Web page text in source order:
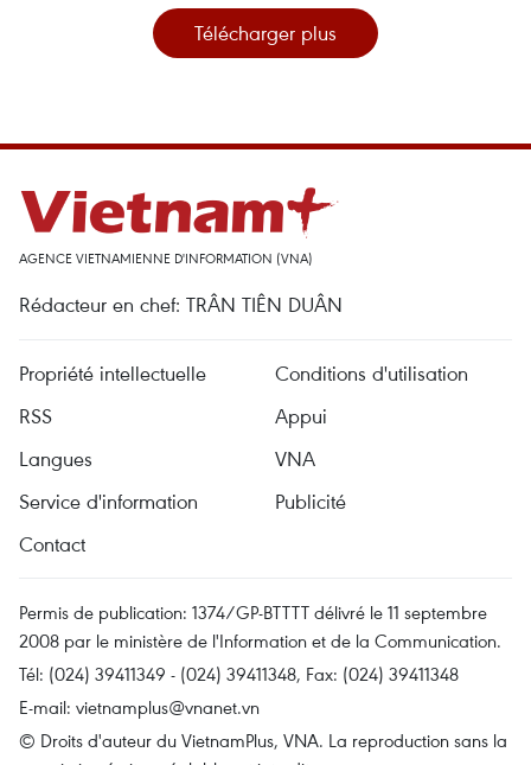
Télécharger plus
AGENCE VIETNAMIENNE D'INFORMATION (VNA)
Rédacteur en chef: TRÂN TIÊN DUÂN
Propriété intellectuelle
Conditions d'utilisation
RSS
Appui
Langues
VNA
Service d'information
Publicité
Contact
Permis de publication: 1374/GP-BTTTT délivré le 11 septembre
2008 par le ministère de l'Information et de la Communication.
Tél: (024) 39411349 - (024) 39411348, Fax: (024) 39411348
E-mail: vietnamplus@vnanet.vn
© Droits d'auteur du VietnamPlus, VNA. La reproduction sans la